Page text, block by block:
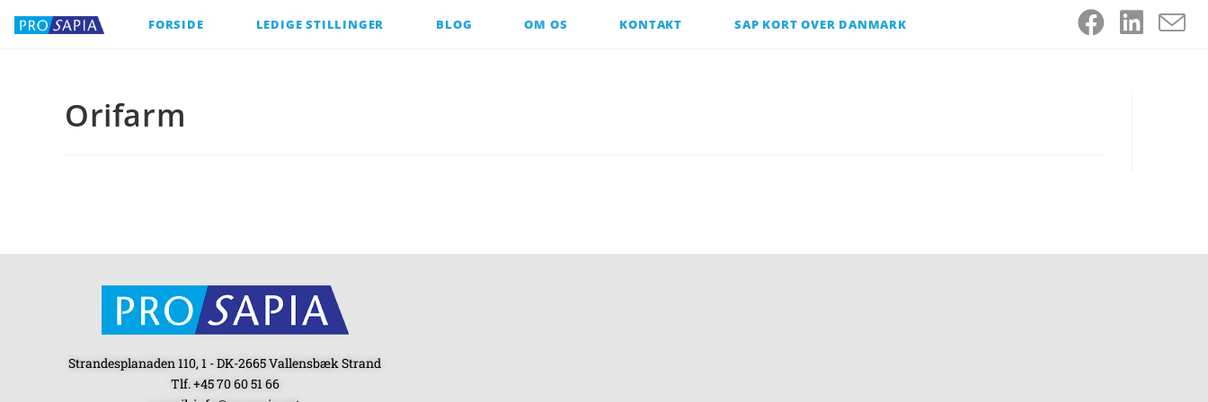
FORSIDE LEDIGE STILLINGER BLOG OM OS KONTAKT SAP KORT OVER DANMARK
Orifarm
Strandesplanaden 110, 1 - DK-2665 Vallensbæk Strand
Tlf. +45 70 60 51 66